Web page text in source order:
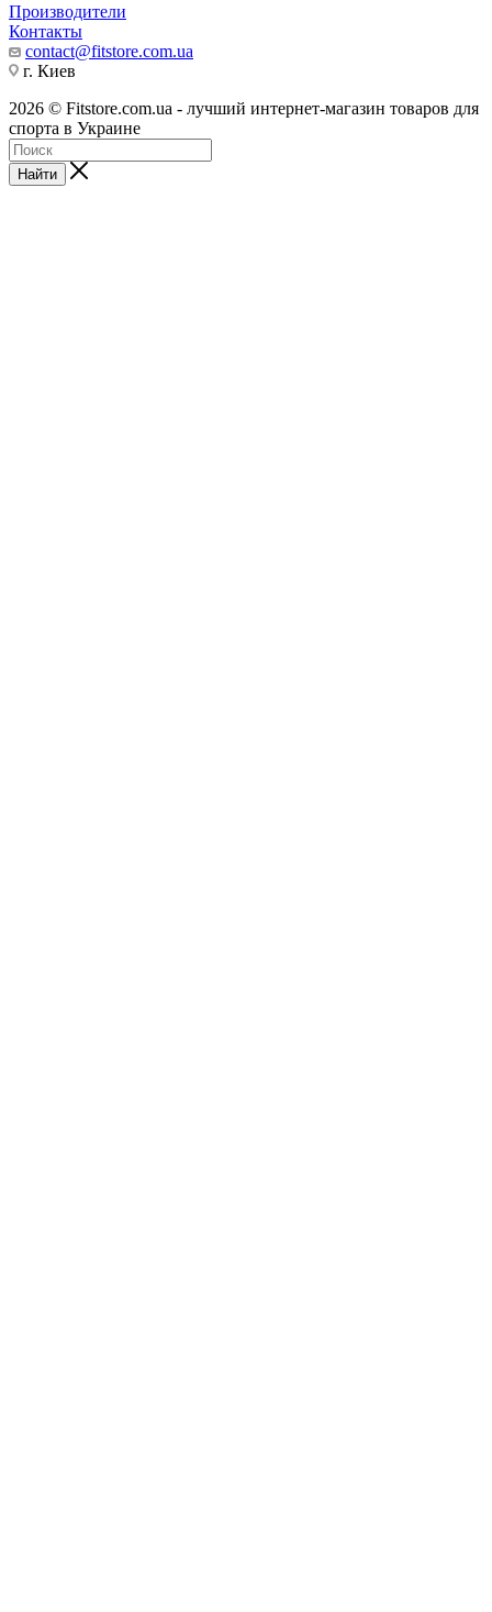
Производители
Контакты
contact@fitstore.com.ua
г. Киев
2026 © Fitstore.com.ua - лучший интернет-магазин товаров для
спорта в Украине
Найти